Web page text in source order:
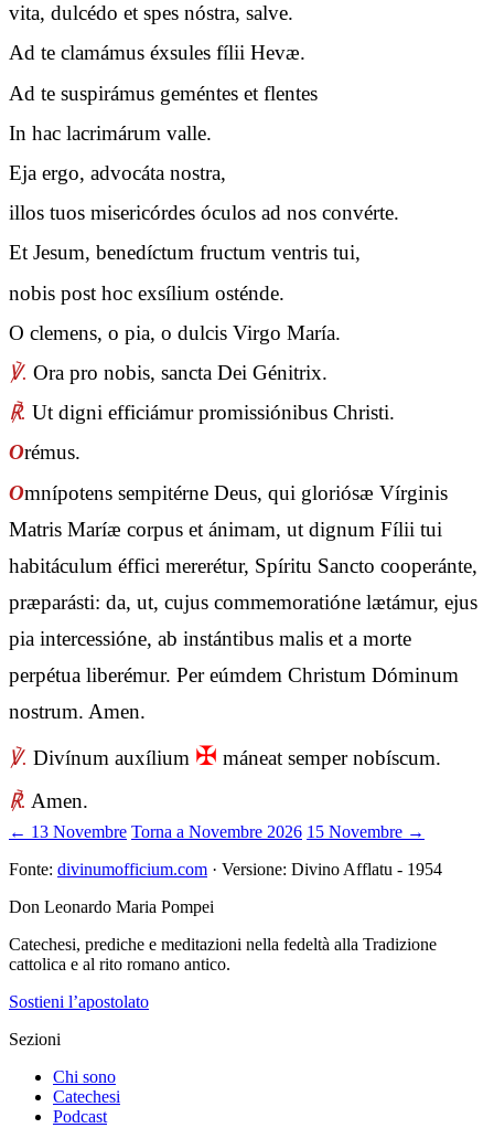
vita, dulcédo et spes nóstra, salve.
Ad te clamámus éxsules fílii Hevæ.
Ad te suspirámus geméntes et flentes
In hac lacrimárum valle.
Eja ergo, advocáta nostra,
illos tuos misericórdes óculos ad nos convérte.
Et Jesum, benedíctum fructum ventris tui,
nobis post hoc exsílium osténde.
O clemens, o pia, o dulcis Virgo María.
℣. Ora pro nobis, sancta Dei Génitrix.
℟. Ut digni efficiámur promissiónibus Christi.
Orémus.
Omnípotens sempitérne Deus, qui gloriósæ Vírginis
Matris Maríæ corpus et ánimam, ut dignum Fílii tui
habitáculum éffici mererétur, Spíritu Sancto cooperánte,
præparásti: da, ut, cujus commemoratióne lætámur, ejus
pia intercessióne, ab instántibus malis et a morte
perpétua liberémur. Per eúmdem Christum Dóminum
nostrum. Amen.
℣. Divínum auxílium ✠ máneat semper nobíscum.
℟. Amen.
← 13 Novembre Torna a Novembre 2026 15 Novembre →
Fonte: divinumofficium.com · Versione: Divino Afflatu - 1954
Don Leonardo Maria Pompei
Catechesi, prediche e meditazioni nella fedeltà alla Tradizione
cattolica e al rito romano antico.
Sostieni l’apostolato
Sezioni
Chi sono
Catechesi
Podcast